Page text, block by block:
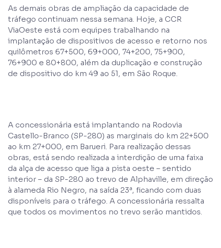
As demais obras de ampliação da capacidade de
tráfego continuam nessa semana. Hoje, a CCR
ViaOeste está com equipes trabalhando na
implantação de dispositivos de acesso e retorno nos
quilômetros 67+500, 69+000, 74+200, 75+900,
76+900 e 80+800, além da duplicação e construção
de dispositivo do km 49 ao 51, em São Roque.
A concessionária está implantando na Rodovia
Castello-Branco (SP-280) as marginais do km 22+500
ao km 27+000, em Barueri. Para realização dessas
obras, está sendo realizada a interdição de uma faixa
da alça de acesso que liga a pista oeste – sentido
interior – da SP-280 ao trevo de Alphaville, em direção
à alameda Rio Negro, na saída 23ª, ficando com duas
disponíveis para o tráfego. A concessionária ressalta
que todos os movimentos no trevo serão mantidos.